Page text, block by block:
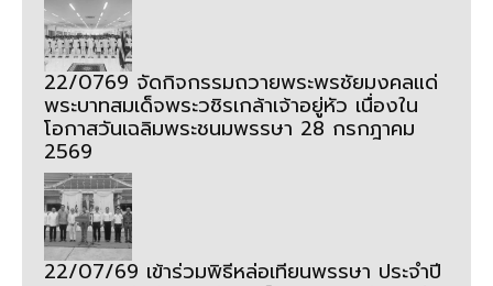
22/0769 จัดกิจกรรมถวายพระพรชัยมงคลแด่
พระบาทสมเด็จพระวชิรเกล้าเจ้าอยู่หัว เนื่องใน
โอกาสวันเฉลิมพระชนมพรรษา 28 กรกฎาคม
2569
22/07/69 เข้าร่วมพิธีหล่อเทียนพรรษา ประจำปี